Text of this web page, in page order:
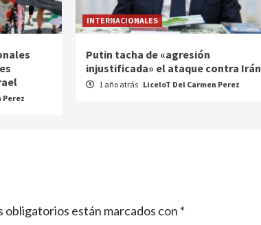
Perez
INTERNACIONALES
Putin tacha de «agresión
injustificada» el ataque contra Irán
1 año atrás LiceloT Del Carmen Perez
obligatorios están marcados con *